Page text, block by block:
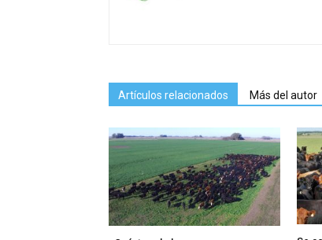
Artículos relacionados Más del autor